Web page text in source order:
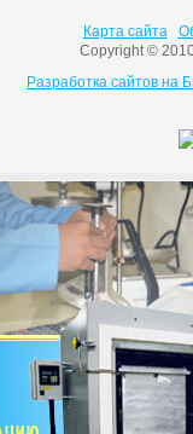
Карта сайта
Copyright ©
Разработка сайтов на